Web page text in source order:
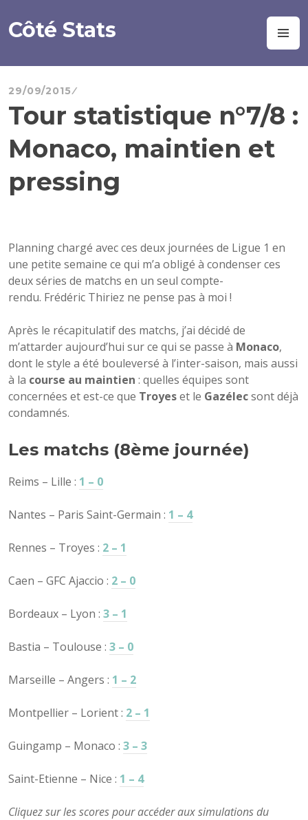
au
contenu
Côté Stats
29/09/2015
Tour statistique n°7/8 :
Monaco, maintien et
pressing
Planning chargé avec ces deux journées de Ligue 1 en
une petite semaine ce qui m’a obligé à condenser ces
deux séries de matchs en un seul compte-
rendu. Frédéric Thiriez ne pense pas à moi !
Après le récapitulatif des matchs, j’ai décidé de
m’attarder aujourd’hui sur ce qui se passe à Monaco,
dont le style a été bouleversé à l’inter-saison, mais aussi
à la course au maintien : quelles équipes sont
concernées et est-ce que Troyeset le Gazélecsont déjà
condamnés.
Les matchs (8ème journée)
Reims – Lille : 1 – 0
Nantes – Paris Saint-Germain : 1 – 4
Rennes – Troyes : 2 – 1
Caen – GFC Ajaccio : 2 – 0
Bordeaux – Lyon : 3 – 1
Bastia – Toulouse : 3 – 0
Marseille – Angers : 1 – 2
Montpellier – Lorient : 2 – 1
Guingamp – Monaco : 3 – 3
Saint-Etienne – Nice : 1 – 4
Cliquez sur les scores pour accéder aux simulations du